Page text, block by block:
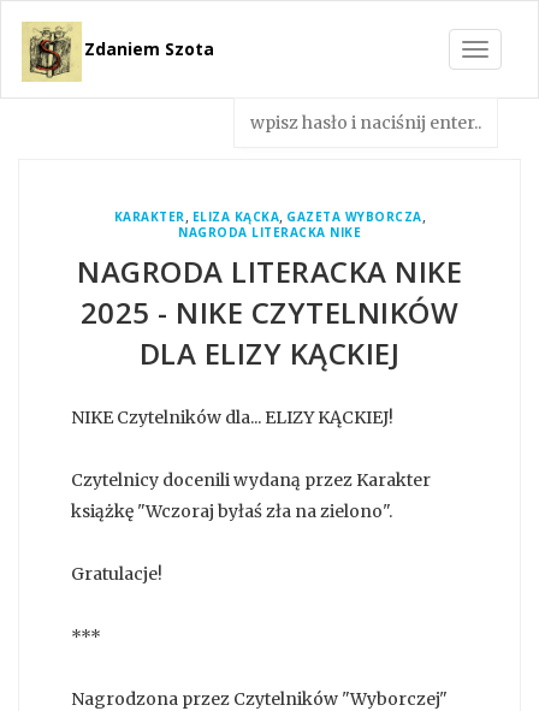
Toggle
Zdaniem Szota
KARAKTER, ELIZA KĄCKA, GAZETA WYBORCZA,
NAGRODA LITERACKA NIKE
NAGRODA LITERACKA NIKE
2025 - NIKE CZYTELNIKÓW
DLA ELIZY KĄCKIEJ
NIKE Czytelników dla... ELIZY KĄCKIEJ!
Czytelnicy docenili wydaną przez Karakter
książkę "Wczoraj byłaś zła na zielono".
Gratulacje!
***
Nagrodzona przez Czytelników "Wyborczej"